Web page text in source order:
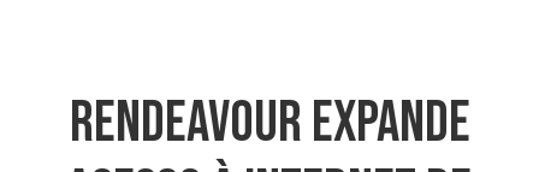
Rendeavour Expande